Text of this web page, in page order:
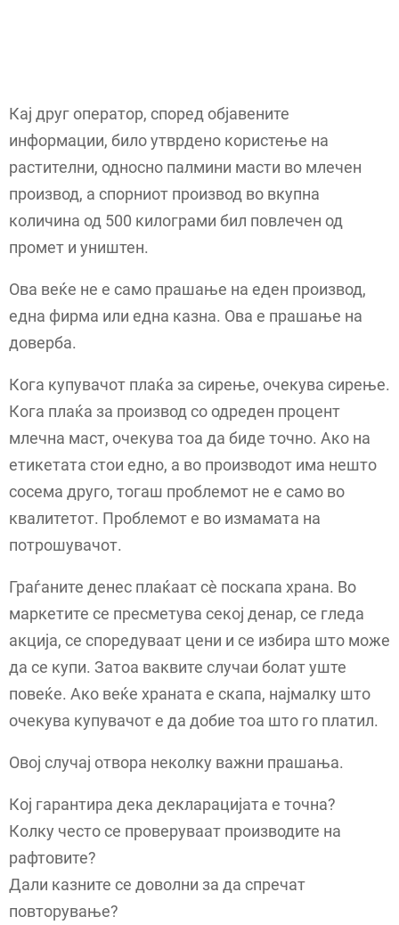
Кај друг оператор, според објавените
информации, било утврдено користење на
растителни, односно палмини масти во млечен
производ, а спорниот производ во вкупна
количина од 500 килограми бил повлечен од
промет и уништен.
Ова веќе не е само прашање на еден производ,
една фирма или една казна. Ова е прашање на
доверба.
Кога купувачот плаќа за сирење, очекува сирење.
Кога плаќа за производ со одреден процент
млечна маст, очекува тоа да биде точно. Ако на
етикетата стои едно, а во производот има нешто
сосема друго, тогаш проблемот не е само во
квалитетот. Проблемот е во измамата на
потрошувачот.
Граѓаните денес плаќаат сè поскапа храна. Во
маркетите се пресметува секој денар, се гледа
акција, се споредуваат цени и се избира што може
да се купи. Затоа ваквите случаи болат уште
повеќе. Ако веќе храната е скапа, најмалку што
очекува купувачот е да добие тоа што го платил.
Овој случај отвора неколку важни прашања.
Кој гарантира дека декларацијата е точна?
Колку често се проверуваат производите на
рафтовите?
Дали казните се доволни за да спречат
повторување?